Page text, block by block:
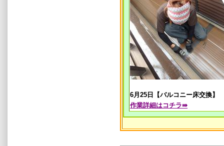
6月25日【バルコニー床交換】
作業詳細はコチラ⇛